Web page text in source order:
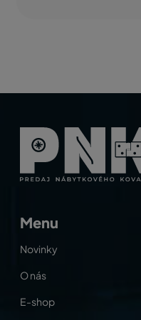
Menu
Novinky
O nás
E-shop